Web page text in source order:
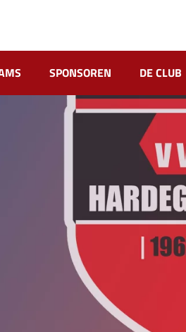
SPONSOREN DE CLUB